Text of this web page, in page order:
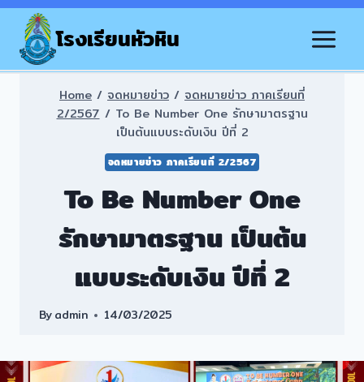
Skip
contentโรงเรียนหัวหิน
Home / จดหมายข่าว / จดหมายข่าว ภาคเรียนที่
2/2567 / To Be Number One รักษามาตรฐาน
เป็นต้นแบบระดับเงิน ปีที่ 2
จดหมายข่าว ภาคเรียนที่ 2/2567
To Be Number One
รักษามาตรฐาน เป็นต้น
แบบระดับเงิน ปีที่ 2
Byadmin 14/03/2025